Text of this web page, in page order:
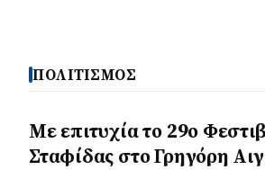
ΠΟΛΙΤΙΣΜΟΣ
Με επιτυχία το 29ο
Σταφίδας στο Γρηγόρη